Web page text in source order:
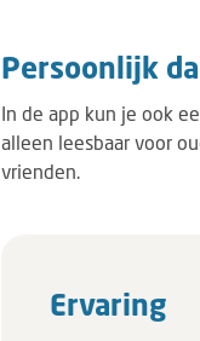
Persoonlijk
In de app kun je ook
alleen leesbaar voor
vrienden.
Ervaring